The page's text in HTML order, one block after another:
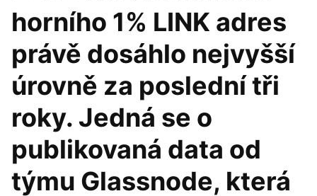
horního 1% LINK adres
právě dosáhlo nejvyšší
úrovně za poslední tři
roky. Jedná se o
publikovaná data od
týmu Glassnode, která